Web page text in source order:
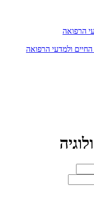
הרפואה
ולמדעי הרפואה